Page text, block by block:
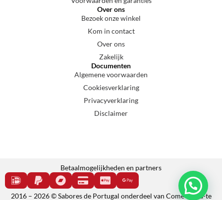
Over ons
Bezoek onze winkel
Kom in contact
Over ons
Zakelijk
Documenten
Algemene voorwaarden
Cookiesverklaring
Privacyverklaring
Disclaimer
Betaalmogelijkheden en partners
2016 – 2026 © Sabores de Portugal onderdeel van Come e cala-te